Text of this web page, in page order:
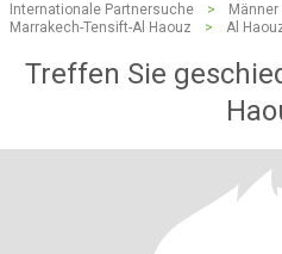
Internationale Partnersuche > Männer
Marrakech-Tensift-Al Haouz
> Al
Treffen Sie